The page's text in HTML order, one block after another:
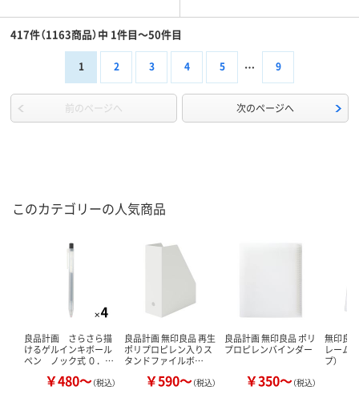
417件（1163商品）中 1件目～50件目
1 2 3 4 5 9
前のページへ 次のページへ
このカテゴリーの人気商品
良品計画 さらさら描
けるゲルインキボール
ペン ノック式 ０．…
￥480～（税込）
良品計画 無印良品 再生
ポリプロピレン入りス
タンドファイルボ…
￥590～（税込）
良品計画 無印良品 ポリ
プロピレンバインダー
￥350～（税込）
無印良
レーム
プ）